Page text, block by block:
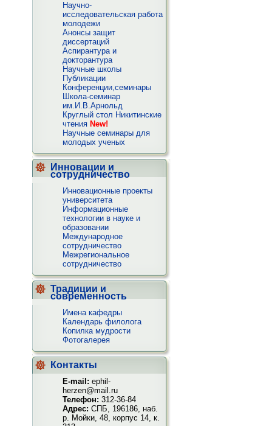
Научно-
исследовательская работа
молодежи
Анонсы защит
диссертаций
Аспирантура и
докторантура
Научные школы
Публикации
Конференции,семинары
Школа-семинар
им.И.В.Арнольд
Круглый стол Никитинские
чтения New!
Научные семинары для
молодых ученых
Инновации и
сотрудничество
Инновационные проекты
университета
Информационные
технологии в науке и
образовании
Международное
сотрудничество
Межрегиональное
сотрудничество
Традиции и
современность
Имена кафедры
Календарь филолога
Копилка мудрости
Фотогалерея
Контакты
E-mail: ephil-
herzen@mail.ru
Телефон: 312-36-84
Адрес: СПБ, 196186, наб.
р. Мойки, 48, корпус 14, к.